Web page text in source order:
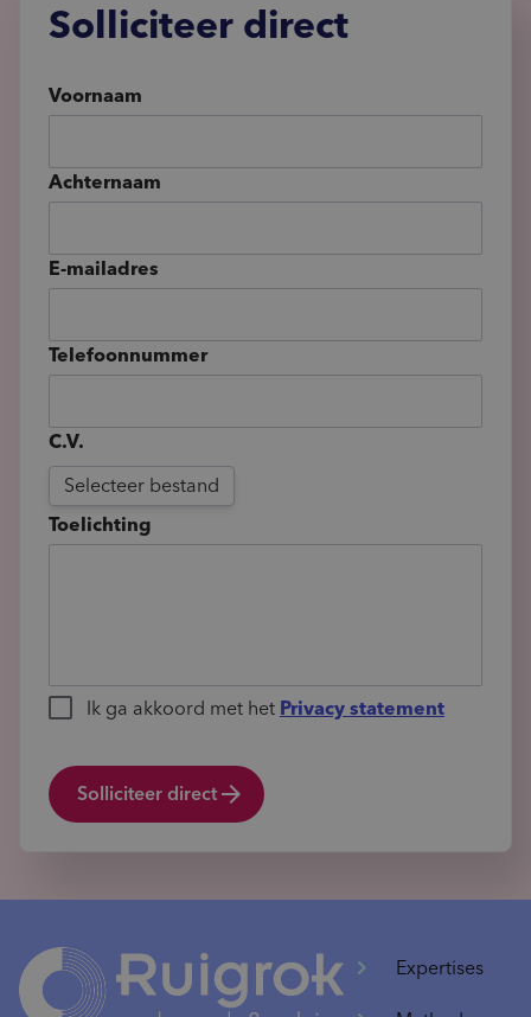
Solliciteer direct
Voornaam
Achternaam
E-mailadres
Telefoonnummer
C.V.
Selecteer bestand
Toelichting
Ik ga akkoord met het Privacy statement
Solliciteer direct
Expertises